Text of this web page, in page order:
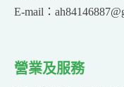
E-mail：
營業及服務